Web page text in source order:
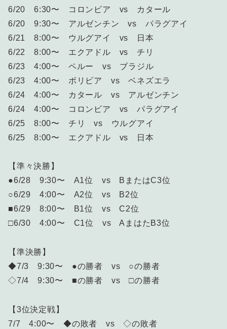
6/20 6:30〜 コロンビア vs カタール
6/20 9:30〜 アルゼンチン vs パラグアイ
6/21 8:00〜 ウルグアイ vs 日本
6/22 8:00〜 エクアドル vs チリ
6/23 4:00〜 ペルー vs ブラジル
6/23 4:00〜 ボリビア vs ベネズエラ
6/24 4:00〜 カタール vs アルゼンチン
6/24 4:00〜 コロンビア vs パラグアイ
6/25 8:00〜 チリ vs ウルグアイ
6/25 8:00〜 エクアドル vs 日本
【準々決勝】
●6/28 9:30〜 A1位 vs BまたはC3位
○6/29 4:00〜 A2位 vs B2位
■6/29 8:00〜 B1位 vs C2位
□6/30 4:00〜 C1位 vs AまはたB3位
【準決勝】
◆7/3 9:30〜 ●の勝者 vs ○の勝者
◇7/4 9:30〜 ■の勝者 vs □の勝者
【3位決定戦】
7/7 4:00〜 ◆の敗者 vs ◇の敗者